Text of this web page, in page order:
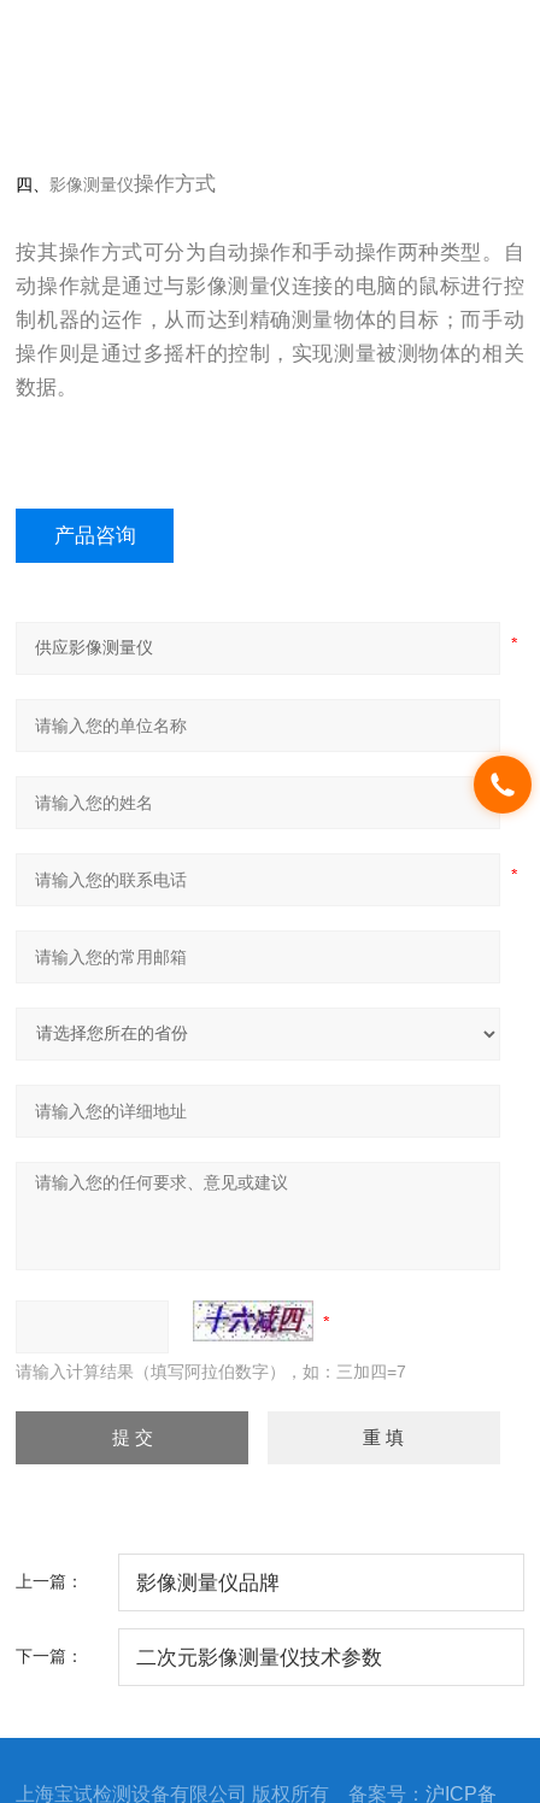
四、影像测量仪操作方式
按其操作方式可分为自动操作和手动操作两种类型。自
动操作就是通过与影像测量仪连接的电脑的鼠标进行控
制机器的运作，从而达到精确测量物体的目标；而手动
操作则是通过多摇杆的控制，实现测量被测物体的相关
数据。
产品咨询
请输入计算结果（填写阿拉伯数字），如：三加四=7
上一篇： 影像测量仪品牌
下一篇： 二次元影像测量仪技术参数
上海宝试检测设备有限公司 版权所有 备案号：沪ICP备